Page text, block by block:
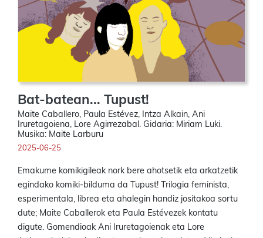
Bat-batean... Tupust!
Maite Caballero, Paula Estévez, Intza Alkain, Ani
Iruretagoiena, Lore Agirrezabal. Gidaria: Miriam Luki.
Musika: Maite Larburu
2025-06-25
Emakume komikigileak nork bere ahotsetik eta arkatzetik
egindako komiki-bilduma da Tupust! Trilogia feminista,
esperimentala, librea eta ahalegin handiz jositakoa sortu
dute; Maite Caballerok eta Paula Estévezek kontatu
digute. Gomendioak Ani Iruretagoienak eta Lore